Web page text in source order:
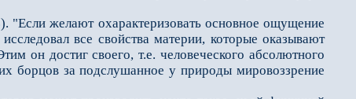
"Если желают охарактеризовать основное ощущение
все свойства материи, которые оказывают
он достиг своего, т.е. человеческого абсолютного
борцов за подслушанное у природы мировоззрение